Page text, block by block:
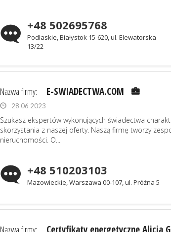
+48 502695768
Podlaskie, Białystok 15-620, ul. Elewatorska
13/22
Nazwa firmy: E-SWIADECTWA.COM
28 06 2023
Szukasz ekspertów wykonujących świadectwa
skorzystania z naszej oferty. Naszą firmę tworzy
nieruchomości. O...
+48 510203103
Mazowieckie, Warszawa 00-107, ul. Próżna 5